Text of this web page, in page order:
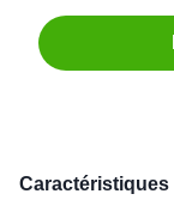
Caractéristiques